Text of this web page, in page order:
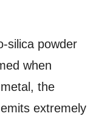
silica powder
when
, the
extremely